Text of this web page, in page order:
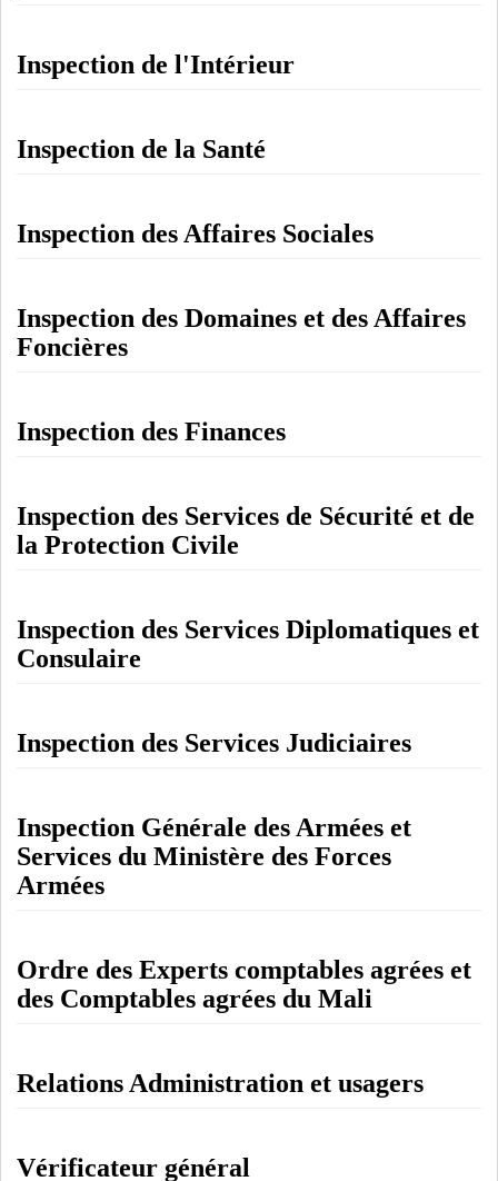
Inspection de l'Intérieur
Inspection de la Santé
Inspection des Affaires Sociales
Inspection des Domaines et des Affaires
Foncières
Inspection des Finances
Inspection des Services de Sécurité et de
la Protection Civile
Inspection des Services Diplomatiques et
Consulaire
Inspection des Services Judiciaires
Inspection Générale des Armées et
Services du Ministère des Forces
Armées
Ordre des Experts comptables agrées et
des Comptables agrées du Mali
Relations Administration et usagers
Vérificateur général